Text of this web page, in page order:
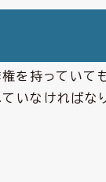
を持っていて
いなければな